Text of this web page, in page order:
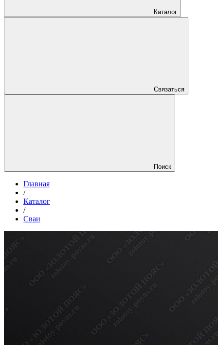
Каталог
Связаться
Поиск
Главная
/
Каталог
/
Сваи